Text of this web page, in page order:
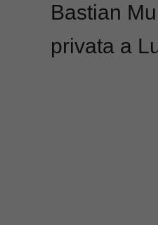
Bastian
privata a